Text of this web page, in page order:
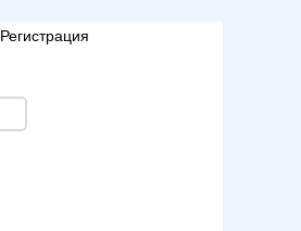
Регистрация